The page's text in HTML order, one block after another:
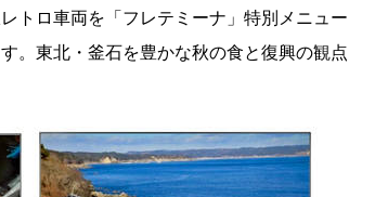
トロ車両を「フレテミーナ」特別メニュー
。東北・釜石を豊かな秋の食と復興の観点